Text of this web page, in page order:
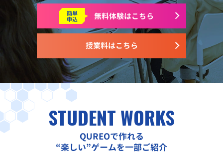
授業料はこちら
簡単
申込 無料体験はこちら
STUDENT WORKS
QUREOで作れる
“楽しい”ゲームを一部ご紹介